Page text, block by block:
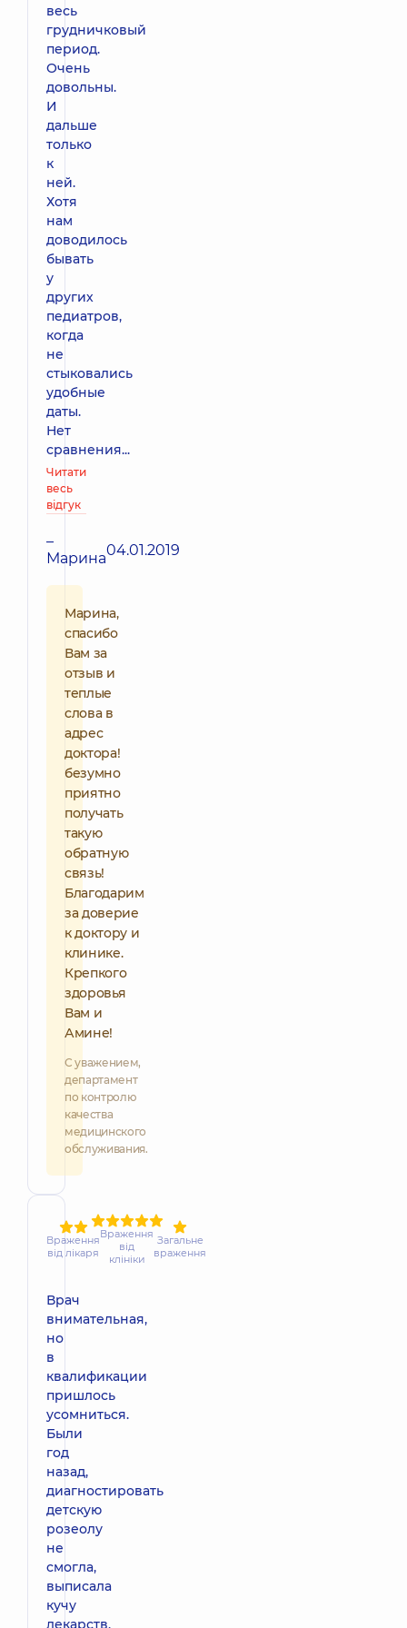
весь
грудничковый
период.
Очень
довольны.
И
дальше
только
к
ней.
Хотя
нам
доводилось
бывать
у
других
педиатров,
когда
не
стыковались
удобные
даты.
Нет
сравнения...
Читати
весь
відгук
–
Марина04.01.2019
Марина,
спасибо
Вам за
отзыв и
теплые
слова в
адрес
доктора!
безумно
приятно
получать
такую
обратную
связь!
Благодарим
за доверие
к доктору и
клинике.
Крепкого
здоровья
Вам и
Амине!
С уважением,
департамент
по контролю
качества
медицинского
обслуживания.
Враження
від лікаря
Враження
від
клініки
Загальне
враження
Врач
внимательная,
но
в
квалификации
пришлось
усомниться.
Были
год
назад,
диагностировать
детскую
розеолу
не
смогла,
выписала
кучу
лекарств,